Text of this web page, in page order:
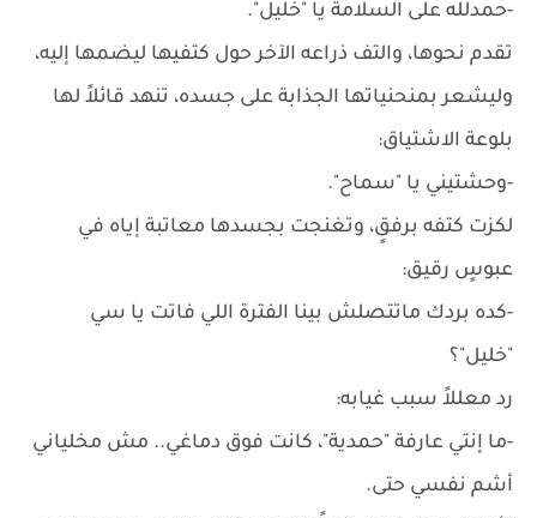
-حمدلله على السلامة يا "خليل".
تقدم نحوها، والتف ذراعه الآخر حول كتفيها ليضمها إليه،
وليشعر بمنحنياتها الجذابة على جسده، تنهد قائلاً لها
بلوعة الاشتياق:
-وحشتيني يا "سماح".
لكزت كتفه برفقٍ، وتغنجت بجسدها معاتبة إياه في
عبوسٍ رقيق:
-كده بردك ماتتصلش بينا الفترة اللي فاتت يا سي
"خليل"؟
رد معللاً سبب غيابه:
-ما إنتي عارفة "حمدية"، كانت فوق دماغي.. مش مخلياني
أشم نفسي حتى.